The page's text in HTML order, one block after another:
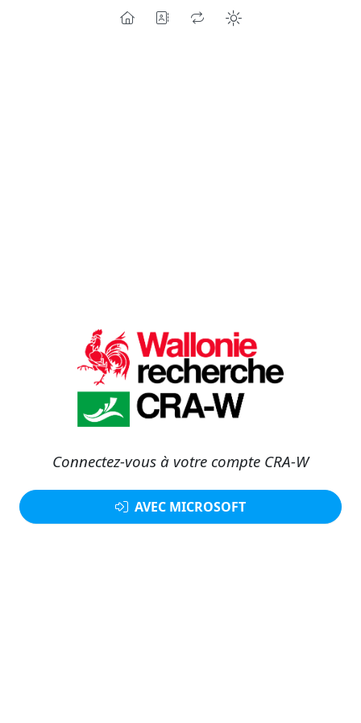
Connectez-vous à votre compte CRA-W
AVEC MICROSOFT